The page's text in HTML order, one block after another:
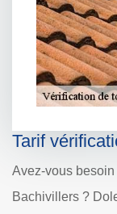
Tarif
Avez-vous
Bachivillers ?